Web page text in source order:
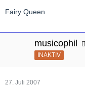
Fairy Queen
musicophil
INAKTIV
27. Juli 2007